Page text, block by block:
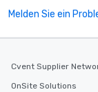
Melden Sie ein
Cvent Supplier
OnSite Solutions